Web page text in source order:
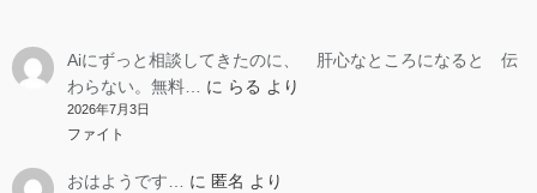
Aiにずっと相談してきたのに、 肝心なところになると 伝
わらない。無料…
に らる より
2026年7月3日
ファイト
おはようです… に 匿名 より